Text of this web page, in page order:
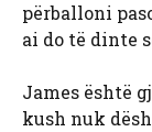
përballoni
ai do të dinte
James është
kush nuk